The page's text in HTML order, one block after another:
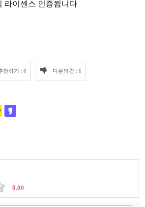
라이센스 인증됩니다
천하기 : 0 다른의견 : 0
0.00